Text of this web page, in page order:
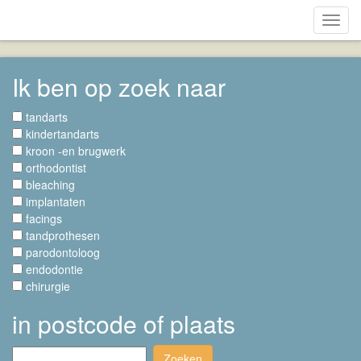
Ik ben op zoek naar
tandarts
kindertandarts
kroon -en brugwerk
orthodontist
bleaching
implantaten
facings
tandprothesen
parodontoloog
endodontie
chirurgie
in postcode of plaats